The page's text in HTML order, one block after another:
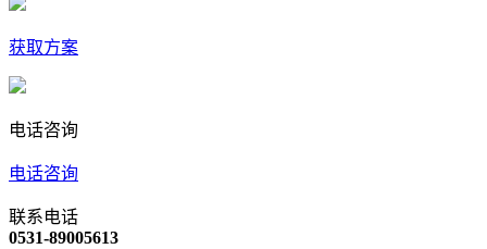
获取方案
电话咨询
电话咨询
联系电话
0531-89005613